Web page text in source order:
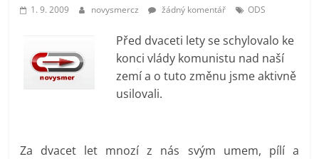
prospívá?
1. 9. 2009 novysmercz žádný komentář ODS
Před dvaceti lety se schylovalo ke
konci vlády komunistu nad naší
zemí a o tuto změnu jsme aktivně
usilovali.
Za dvacet let mnozí z nás svým umem, pílí a